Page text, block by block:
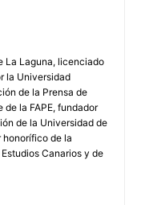
La Laguna, licenciado
la Universidad
de la Prensa de
la FAPE, fundador
de la Universidad de
honorífico de la
Canarios y de